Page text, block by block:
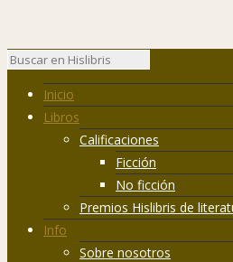
Inicio
Libros
Calificaciones
Ficción
No ficción
Premios Hislibris de
Info
Sobre nosotros